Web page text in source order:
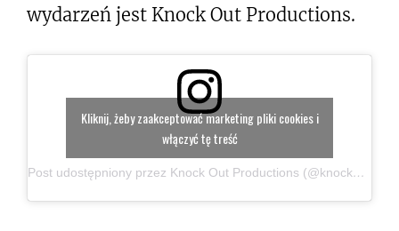
wydarzeń jest Knock Out Productions.
Post udostępniony przez Knock Out Productions (@knockoutprod)
Kliknij, żeby zaakceptować marketing pliki cookies i
włączyć tę treść